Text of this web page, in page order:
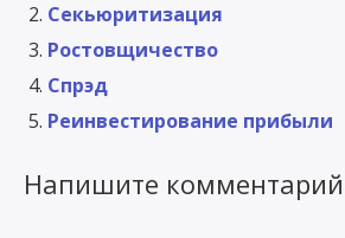
Секьюритизация
Ростовщичество
Спрэд
Реинвестирование прибыли
Напишите комментарий